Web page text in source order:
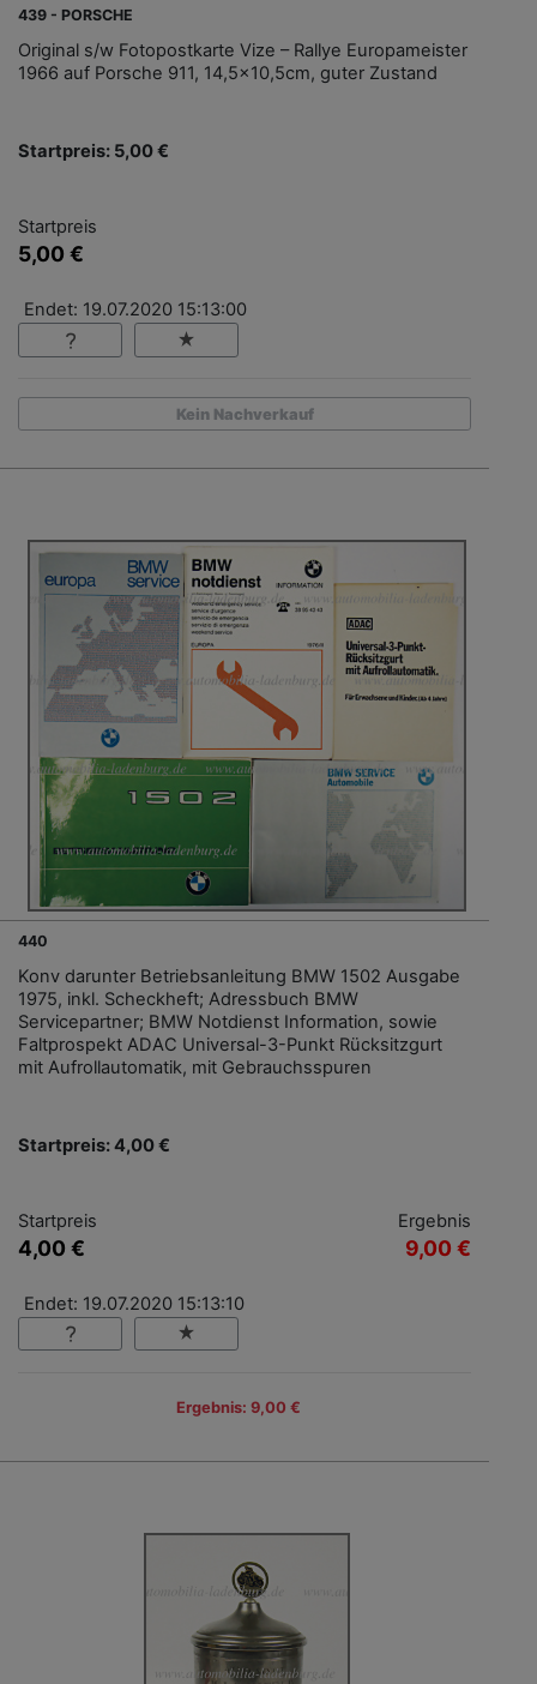
439 - PORSCHE
Original s/w Fotopostkarte Vize – Rallye Europameister
1966 auf Porsche 911, 14,5x10,5cm, guter Zustand
Startpreis: 5,00 €
Startpreis
5,00 €
Endet: 19.07.2020 15:13:00
Kein Nachverkauf
440
Konv darunter Betriebsanleitung BMW 1502 Ausgabe
1975, inkl. Scheckheft; Adressbuch BMW
Servicepartner; BMW Notdienst Information, sowie
Faltprospekt ADAC Universal-3-Punkt Rücksitzgurt
mit Aufrollautomatik, mit Gebrauchsspuren
Startpreis: 4,00 €
Startpreis
4,00 €
Ergebnis
9,00 €
Endet: 19.07.2020 15:13:10
Ergebnis: 9,00 €